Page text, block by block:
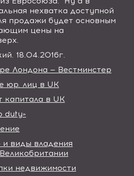
нехватка доступной
продажи будет основным
цены на
18.04.2016г.
Лондона — Вестминстер
юр. лиц в UK
капитала в UK
duty»
и виды владения
недвижимости